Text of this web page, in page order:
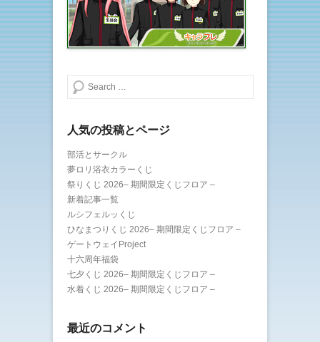
検索する
人気の投稿とページ
部活とサークル
夢ロリ浴衣カラーくじ
祭りくじ 2026– 期間限定くじフロア –
新着記事一覧
ルシフェルッくじ
ひなまつりくじ 2026– 期間限定くじフロア –
ゲートウェイProject
十六周年福袋
七夕くじ 2026– 期間限定くじフロア –
水着くじ 2026– 期間限定くじフロア –
最近のコメント